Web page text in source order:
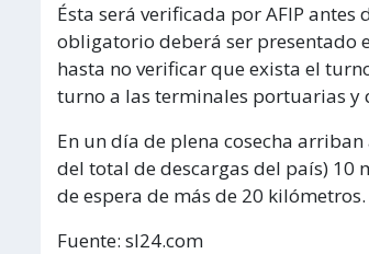
Ésta será verificada por AFIP
obligatorio deberá ser presentado
hasta no verificar que exista el
turno a las terminales portuarias y
En un día de plena cosecha
del total de descargas del país) 10
de espera de más de 20 kilómetros.
Fuente: sl24.com